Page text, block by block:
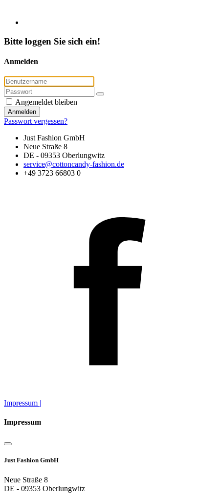
Bitte loggen Sie sich ein!
Anmelden
Angemeldet bleiben
Anmelden
Passwort vergessen?
Just Fashion GmbH
Neue Straße 8
DE - 09353 Oberlungwitz
service@cottoncandy-fashion.de
+49 3723 66803 0
Impressum |
Impressum
Just Fashion GmbH
Neue Straße 8
DE - 09353 Oberlungwitz